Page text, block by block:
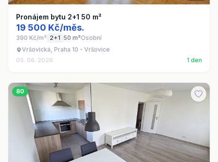
Pronájem bytu 2+1 50 m²
19 500 Kč/měs.
390 Kč/m² 2+1 50 m²Osobní
Vršovická, Praha 10 - Vršovice
05. 08. 2026
1 den
80